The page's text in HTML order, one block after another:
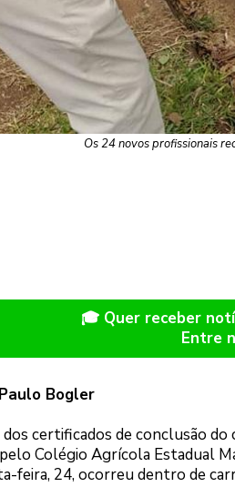
Os 24 novos profissionais
🎓 Quer receber
Entre
Bogler
certificados de conclusão do
Colégio Agrícola Estadual
feira, 24, ocorreu dentro de